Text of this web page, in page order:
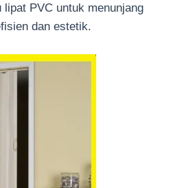
PVC untuk menunjang
dan estetik.